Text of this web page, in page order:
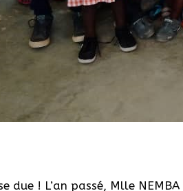
due ! L’an passé, Mlle NEMBA